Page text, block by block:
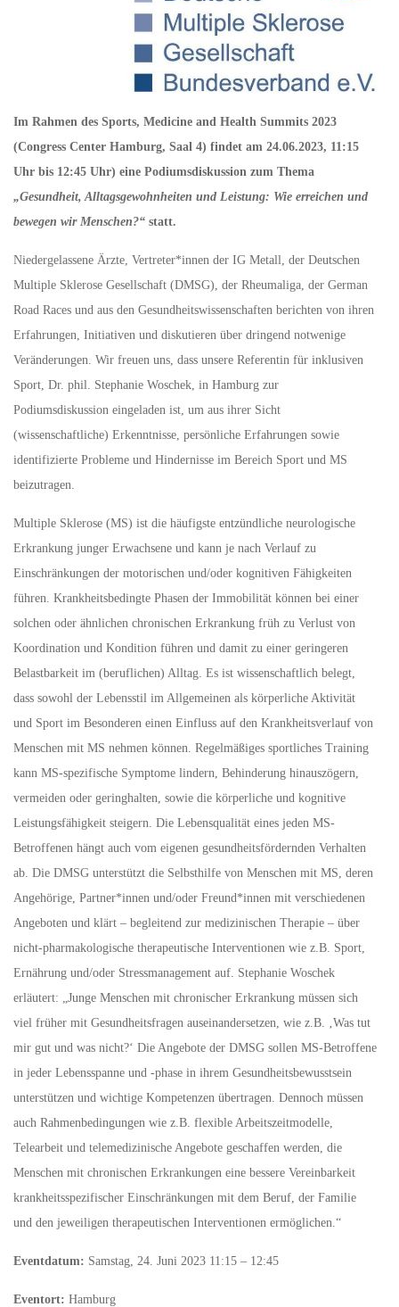
Im Rahmen des Sports, Medicine and Health Summits 2023
(Congress Center Hamburg, Saal 4) findet am 24.06.2023, 11:15
Uhr bis 12:45 Uhr) eine Podiumsdiskussion zum Thema
„Gesundheit, Alltagsgewohnheiten und Leistung: Wie erreichen und
bewegen wir Menschen?“ statt.
Niedergelassene Ärzte, Vertreter*innen der IG Metall, der Deutschen
Multiple Sklerose Gesellschaft (DMSG), der Rheumaliga, der German
Road Races und aus den Gesundheitswissenschaften berichten von ihren
Erfahrungen, Initiativen und diskutieren über dringend notwenige
Veränderungen. Wir freuen uns, dass unsere Referentin für inklusiven
Sport, Dr. phil. Stephanie Woschek, in Hamburg zur
Podiumsdiskussion eingeladen ist, um aus ihrer Sicht
(wissenschaftliche) Erkenntnisse, persönliche Erfahrungen sowie
identifizierte Probleme und Hindernisse im Bereich Sport und MS
beizutragen.
Multiple Sklerose (MS) ist die häufigste entzündliche neurologische
Erkrankung junger Erwachsene und kann je nach Verlauf zu
Einschränkungen der motorischen und/oder kognitiven Fähigkeiten
führen. Krankheitsbedingte Phasen der Immobilität können bei einer
solchen oder ähnlichen chronischen Erkrankung früh zu Verlust von
Koordination und Kondition führen und damit zu einer geringeren
Belastbarkeit im (beruflichen) Alltag. Es ist wissenschaftlich belegt,
dass sowohl der Lebensstil im Allgemeinen als körperliche Aktivität
und Sport im Besonderen einen Einfluss auf den Krankheitsverlauf von
Menschen mit MS nehmen können. Regelmäßiges sportliches Training
kann MS-spezifische Symptome lindern, Behinderung hinauszögern,
vermeiden oder geringhalten, sowie die körperliche und kognitive
Leistungsfähigkeit steigern. Die Lebensqualität eines jeden MS-
Betroffenen hängt auch vom eigenen gesundheitsfördernden Verhalten
ab. Die DMSG unterstützt die Selbsthilfe von Menschen mit MS, deren
Angehörige, Partner*innen und/oder Freund*innen mit verschiedenen
Angeboten und klärt – begleitend zur medizinischen Therapie – über
nicht-pharmakologische therapeutische Interventionen wie z.B. Sport,
Ernährung und/oder Stressmanagement auf. Stephanie Woschek
erläutert: „Junge Menschen mit chronischer Erkrankung müssen sich
viel früher mit Gesundheitsfragen auseinandersetzen, wie z.B. ‚Was tut
mir gut und was nicht?‘ Die Angebote der DMSG sollen MS-Betroffene
in jeder Lebensspanne und -phase in ihrem Gesundheitsbewusstsein
unterstützen und wichtige Kompetenzen übertragen. Dennoch müssen
auch Rahmenbedingungen wie z.B. flexible Arbeitszeitmodelle,
Telearbeit und telemedizinische Angebote geschaffen werden, die
Menschen mit chronischen Erkrankungen eine bessere Vereinbarkeit
krankheitsspezifischer Einschränkungen mit dem Beruf, der Familie
und den jeweiligen therapeutischen Interventionen ermöglichen.“
Eventdatum: Samstag, 24. Juni 2023 11:15 – 12:45
Eventort: Hamburg